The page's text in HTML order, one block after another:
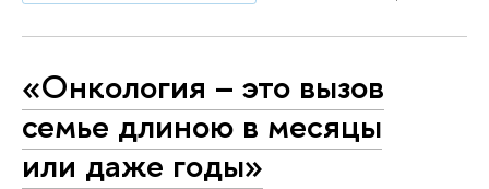
«Онкология – это вызов
семье длиною в месяцы
или даже годы»